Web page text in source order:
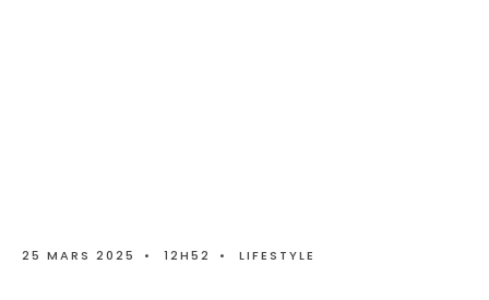
25 MARS 2025 • 12H52 • LIFESTYLE